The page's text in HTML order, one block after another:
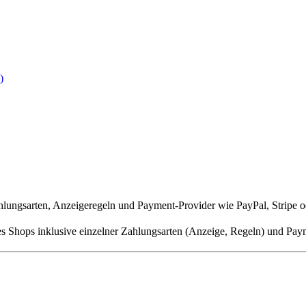
Anzeigeregeln und Payment-Provider wie PayPal, Stripe
Shops inklusive einzelner Zahlungsarten (Anzeige, Regeln) und